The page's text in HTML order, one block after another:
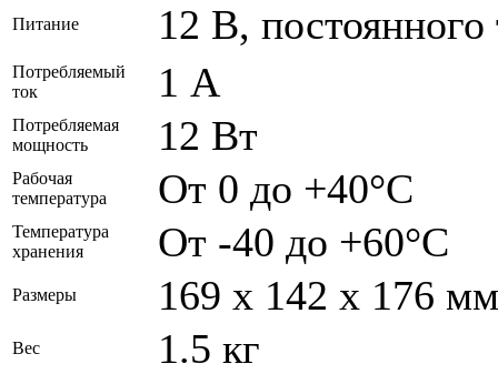
Питание 12 В,
Потребляемый
ток
1 А
Потребляемая
мощность
12 Вт
Рабочая
температура
От 0 до +40°C
Температура
хранения
От -40 до +60°C
Размеры 169 x 142 x 176 мм
Вес 1.5 кг